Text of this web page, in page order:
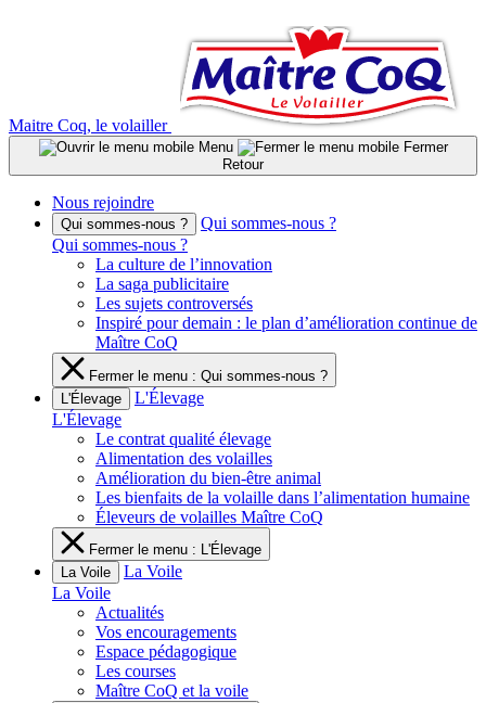
Maitre Coq, le volailler
Menu
Fermer
Retour
Nous rejoindre
Qui sommes-nous ?
Qui sommes-nous ?
Qui sommes-nous ?
La culture de l’innovation
La saga publicitaire
Les sujets controversés
Inspiré pour demain : le plan d’amélioration continue de
Maître CoQ
Fermer le menu : Qui sommes-nous ?
L'Élevage
L'Élevage
L'Élevage
Le contrat qualité élevage
Alimentation des volailles
Amélioration du bien-être animal
Les bienfaits de la volaille dans l’alimentation humaine
Éleveurs de volailles Maître CoQ
Fermer le menu : L'Élevage
La Voile
La Voile
La Voile
Actualités
Vos encouragements
Espace pédagogique
Les courses
Maître CoQ et la voile